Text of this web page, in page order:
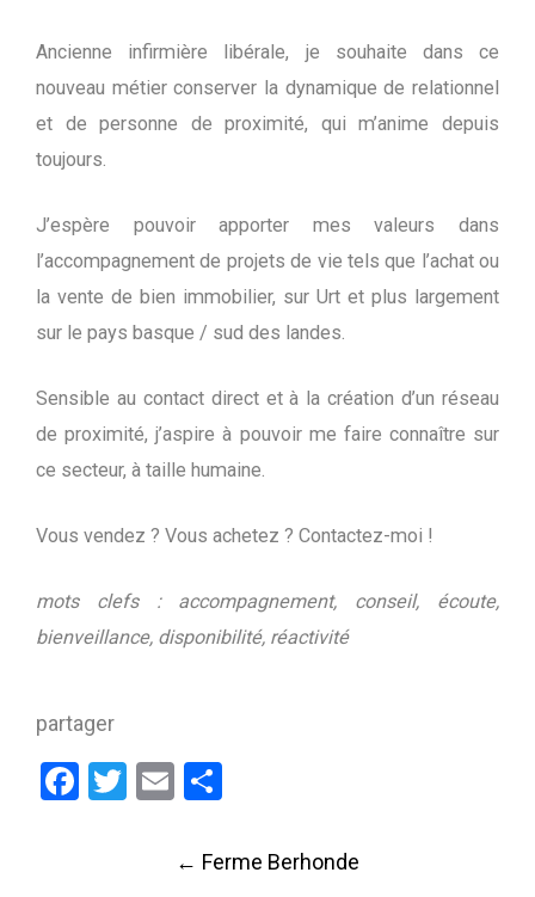
Ancienne infirmière libérale, je souhaite dans ce
nouveau métier conserver la dynamique de relationnel
et de personne de proximité, qui m’anime depuis
toujours.
J’espère pouvoir apporter mes valeurs dans
l’accompagnement de projets de vie tels que l’achat ou
la vente de bien immobilier, sur Urt et plus largement
sur le pays basque / sud des landes.
Sensible au contact direct et à la création d’un réseau
de proximité, j’aspire à pouvoir me faire connaître sur
ce secteur, à taille humaine.
Vous vendez ? Vous achetez ? Contactez-moi !
mots clefs : accompagnement, conseil, écoute,
bienveillance, disponibilité, réactivité
partager
Facebook
Twitter
Email
← Ferme Berhonde